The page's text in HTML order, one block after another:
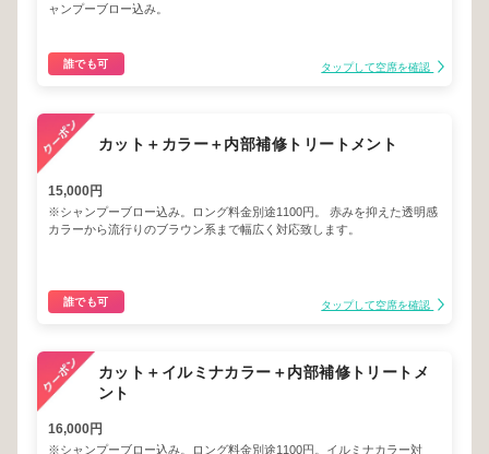
ャンプーブロー込み。
誰でも可 タップして空席を確認
カット＋カラー＋内部補修トリートメント
15,000円
※シャンプーブロー込み。ロング料金別途1100円。 赤みを抑えた透明感
カラーから流行りのブラウン系まで幅広く対応致します。
誰でも可 タップして空席を確認
カット＋イルミナカラー＋内部補修トリートメ
ント
16,000円
※シャンプーブロー込み。ロング料金別途1100円。イルミナカラー対